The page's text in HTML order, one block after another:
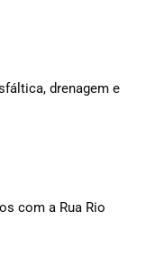
drenagem e
com a Rua Rio